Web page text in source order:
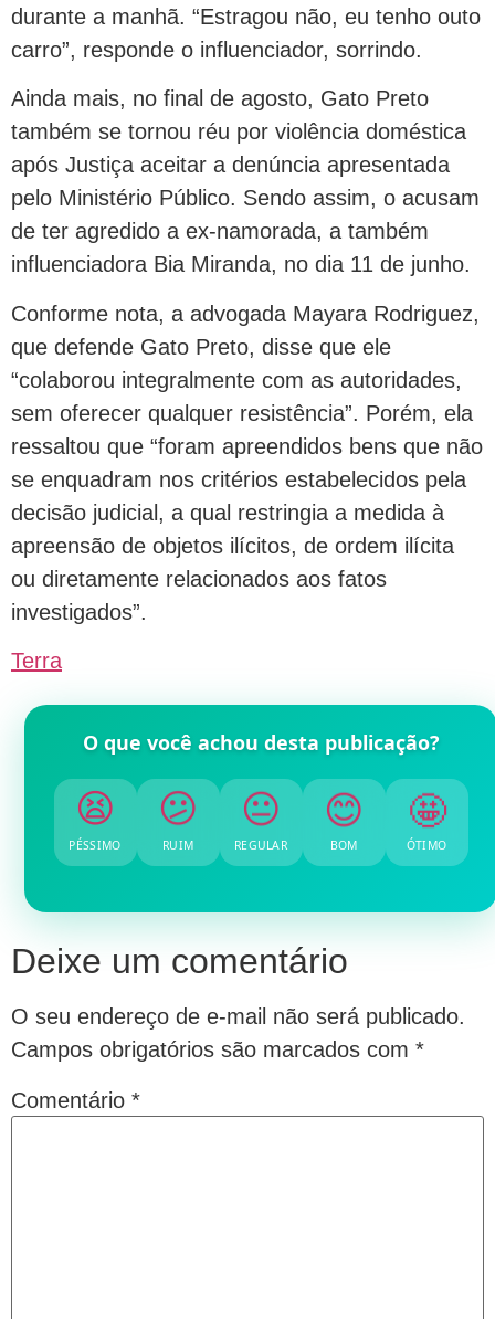
durante a manhã. “Estragou não, eu tenho outo
carro”, responde o influenciador, sorrindo.
Ainda mais, no final de agosto, Gato Preto
também se tornou réu por violência doméstica
após Justiça aceitar a denúncia apresentada
pelo Ministério Público. Sendo assim, o acusam
de ter agredido a ex-namorada, a também
influenciadora Bia Miranda, no dia 11 de junho.
Conforme nota, a advogada Mayara Rodriguez,
que defende Gato Preto, disse que ele
“colaborou integralmente com as autoridades,
sem oferecer qualquer resistência”. Porém, ela
ressaltou que “foram apreendidos bens que não
se enquadram nos critérios estabelecidos pela
decisão judicial, a qual restringia a medida à
apreensão de objetos ilícitos, de ordem ilícita
ou diretamente relacionados aos fatos
investigados”.
Terra
O que você achou desta publicação?
😫
PÉSSIMO
😕
RUIM
😐
REGULAR
😊
BOM
🤩
ÓTIMO
Deixe um comentário
O seu endereço de e-mail não será publicado.
Campos obrigatórios são marcados com *
Comentário *